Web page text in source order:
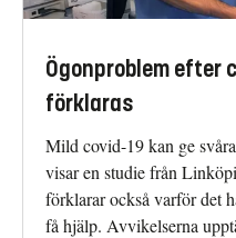
Ögonproblem efter
förklaras
Mild covid-19 kan ge
visar en studie från
förklarar också varför det
få hjälp. Avvikelserna